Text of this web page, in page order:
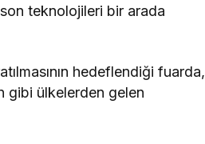
teknolojileri bir arada
hedeflendiği fuarda,
gibi ülkelerden gelen